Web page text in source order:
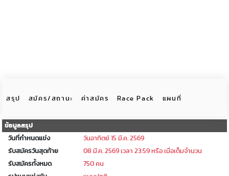
สรุป สมัคร/สถานะ ค่าสมัคร Race Pack แผนที่
ข้อมูลสรุป
วันที่กำหนดแข่ง
วันอาทิตย์ 15 มี.ค. 2569
รับสมัครวันสุดท้าย
08 มี.ค. 2569 เวลา 23:59 หรือ เมื่อเต็มจำนวน
รับสมัครทั้งหมด
750 คน